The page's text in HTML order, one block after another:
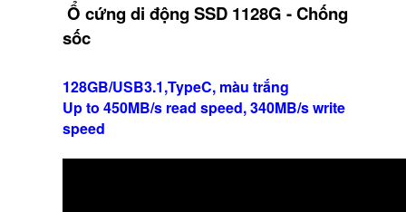
Ổ cứng di động SSD 1128G - Chống
sốc
128GB/USB3.1,TypeC, màu trắng
Up to 450MB/s read speed, 340MB/s write
speed